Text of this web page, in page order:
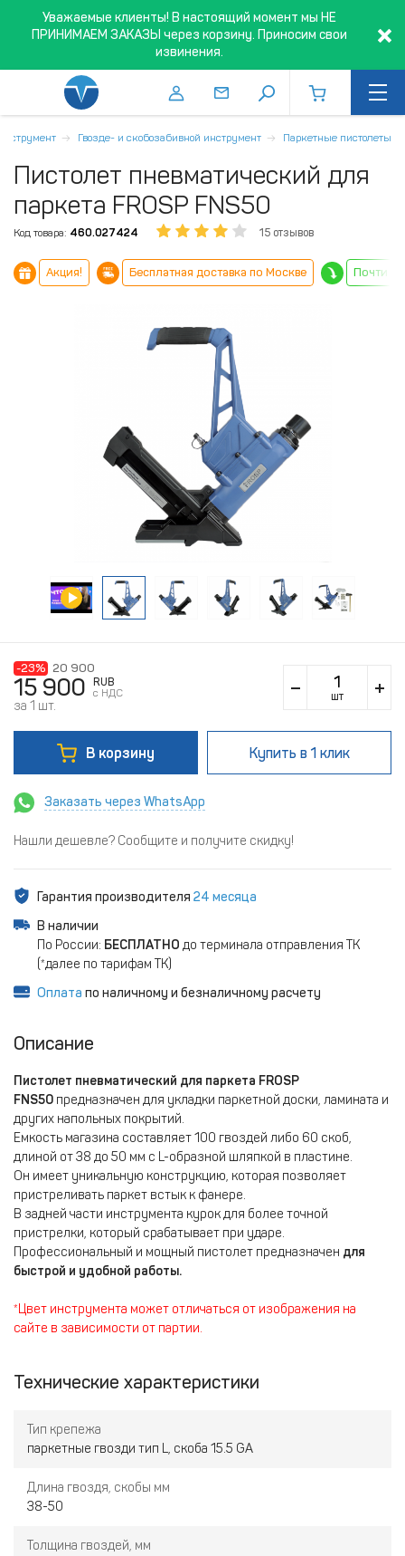
Уважаемые клиенты! В настоящий момент мы НЕ
ПРИНИМАЕМ ЗАКАЗЫ через корзину. Приносим свои
извинения.
Гвозде- и скобозабивной инструмент Паркетные пистолеты
Пистолет пневматический для
паркета FROSP FNS50
Код товара: 460.027424 15 отзывов
Акция! Бесплатная доставка по Москве Почти
-23% 20 900
15 900
RUB
c НДС
за 1 шт.
шт
В корзину Купить в 1 клик
Заказать через WhatsApp
Нашли дешевле? Сообщите и получите скидку!
Гарантия производителя 24 месяца
В наличии
По России: БЕСПЛАТНО до терминала отправления ТК
(*далее по тарифам ТК)
Оплата по наличному и безналичному расчету
Описание
Пистолет пневматический для паркета FROSP
FNS50 предназначен для укладки паркетной доски, ламината и
других напольных покрытий.
Емкость магазина составляет 100 гвоздей либо 60 скоб,
длиной от 38 до 50 мм с L-образной шляпкой в пластине.
Он имеет уникальную конструкцию, которая позволяет
пристреливать паркет встык к фанере.
В задней части инструмента курок для более точной
пристрелки, который срабатывает при ударе.
Профессиональный и мощный пистолет предназначен для
быстрой и удобной работы.
*Цвет инструмента может отличаться от изображения на
сайте в зависимости от партии.
Технические характеристики
Тип крепежа
паркетные гвозди тип L, скоба 15.5 GA
Длина гвоздя, скобы мм
38-50
Толщина гвоздей, мм